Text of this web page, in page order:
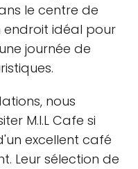
le centre de
endroit idéal pour
journée de
nous
M.I.L Cafe si
excellent café
Leur sélection de